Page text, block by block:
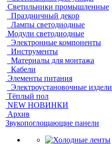
Светильники промышленные
Праздничный декор
Лампы светодиодные
Модули светодиодные
Электронные компоненты
Инструменты
Материалы для монтажа
Кабели
Элементы питания
Электроустановочные
Тёплый пол
NEW НОВИНКИ
Архив
Звукопоглощающие панели